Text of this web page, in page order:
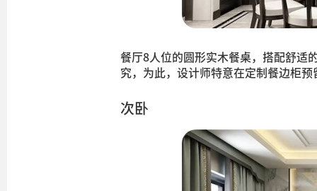
餐厅8人位的圆形实木餐桌，搭配舒适
究，为此，设计师特意在定制餐边柜
次卧